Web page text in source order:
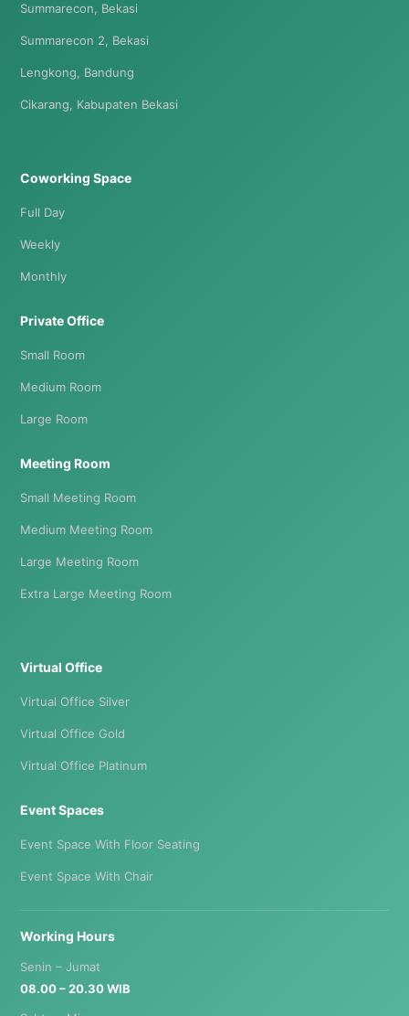
Summarecon, Bekasi
Summarecon 2, Bekasi
Lengkong, Bandung
Cikarang, Kabupaten Bekasi
Coworking Space
Full Day
Weekly
Monthly
Private Office
Small Room
Medium Room
Large Room
Meeting Room
Small Meeting Room
Medium Meeting Room
Large Meeting Room
Extra Large Meeting Room
Virtual Office
Virtual Office Silver
Virtual Office Gold
Virtual Office Platinum
Event Spaces
Event Space With Floor Seating
Event Space With Chair
Working Hours
Senin – Jumat
08.00 – 20.30 WIB